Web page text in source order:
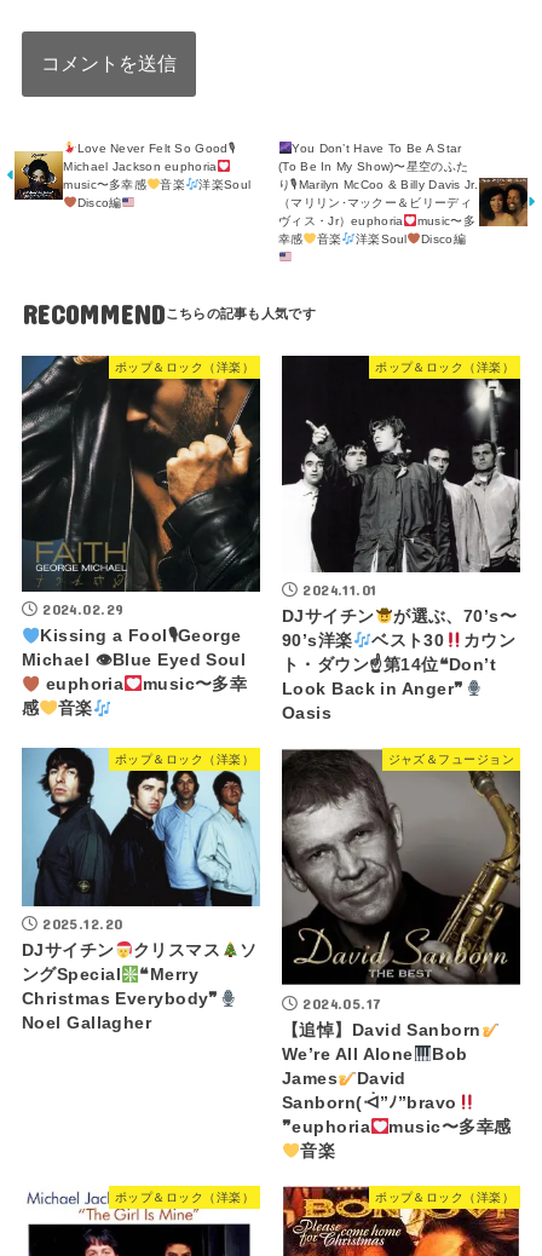
Love Never Felt So Good🎙
Michael Jackson euphoria
music〜多幸感
音楽
洋楽Soul
Disco編
You Don’t Have To Be A Star
(To Be In My Show)〜星空のふた
り🎙Marilyn McCoo & Billy Davis Jr.
（マリリン･マックー＆ビリーディ
ヴィス・Jr）euphoria
music〜多
幸感
音楽 洋楽Soul Disco編
RECOMMEND
ポップ＆ロック（洋楽）
2024.02.29
Kissing a Fool🎙George
Michael 👁Blue Eyed Soul
euphoria
music〜多幸
感
音楽
ポップ＆ロック（洋楽）
2024.11.01
DJサイチン
が選ぶ、70’s〜
90’s洋楽
ベスト30
カウン
ト・ダウン☝第14位❝Don’t
Look Back in Anger❞
Oasis
ポップ＆ロック（洋楽）
2025.12.20
DJサイチン
クリスマス
ソ
ングSpecial
❝Merry
Christmas Everybody❞
Noel Gallagher
ジャズ＆フュージョン
2024.05.17
【追悼】David Sanborn
We’re All Alone
Bob
James
David
Sanborn(ᐙ”ﾉ”bravo
❞euphoria
music〜多幸感
音楽
ポップ＆ロック（洋楽） ポップ＆ロック（洋楽）